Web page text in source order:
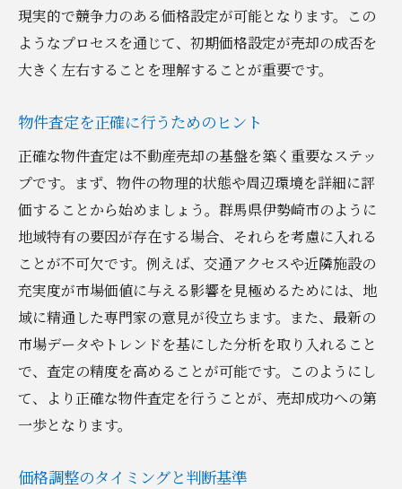
現実的で競争力のある価格設定が可能となります。この
ようなプロセスを通じて、初期価格設定が売却の成否を
大きく左右することを理解することが重要です。
物件査定を正確に行うためのヒント
正確な物件査定は不動産売却の基盤を築く重要なステッ
プです。まず、物件の物理的状態や周辺環境を詳細に評
価することから始めましょう。群馬県伊勢崎市のように
地域特有の要因が存在する場合、それらを考慮に入れる
ことが不可欠です。例えば、交通アクセスや近隣施設の
充実度が市場価値に与える影響を見極めるためには、地
域に精通した専門家の意見が役立ちます。また、最新の
市場データやトレンドを基にした分析を取り入れること
で、査定の精度を高めることが可能です。このようにし
て、より正確な物件査定を行うことが、売却成功への第
一歩となります。
価格調整のタイミングと判断基準